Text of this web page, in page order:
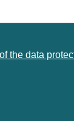
of the data